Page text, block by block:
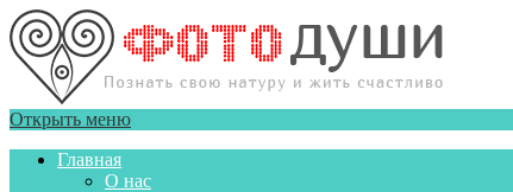
Открыть меню
Главная
О нас